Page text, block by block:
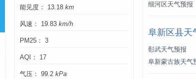
能见度： 13.18 km
风速： 19.83 km/h
PM25： 3
AQI： 17
气压： 99.2 kPa
细河区天气预报
阜新区县天
彰武天气预报
阜新蒙古族天气